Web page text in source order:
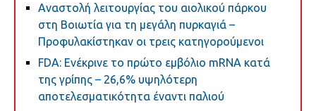
Αναστολή λειτουργίας του αιολικού πάρκου
στη Βοιωτία για τη μεγάλη πυρκαγιά –
Προφυλακίστηκαν οι τρεις κατηγορούμενοι
FDA: Ενέκρινε το πρώτο εμβόλιο mRNA κατά
της γρίπης – 26,6% υψηλότερη
αποτελεσματικότητα έναντι παλιού